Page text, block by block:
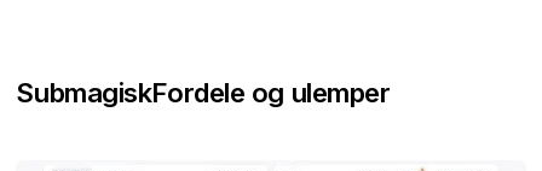
SubmagiskFordele og ulemper